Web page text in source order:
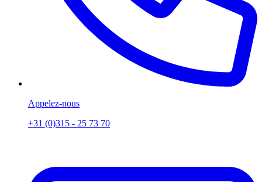
Appelez-nous
+31 (0)315 - 25 73 70